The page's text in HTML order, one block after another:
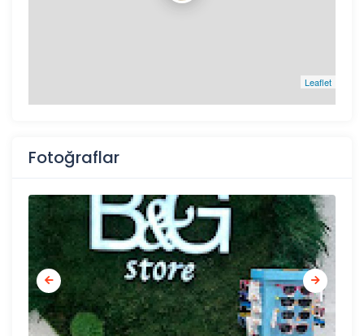
Leaflet
Fotoğraflar